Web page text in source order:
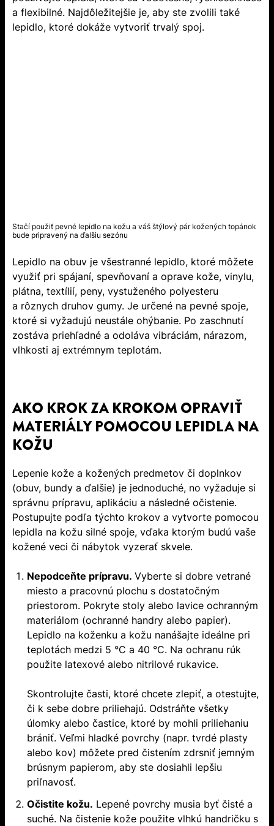
a flexibilné. Najdôležitejšie je, aby ste zvolili také
lepidlo, ktoré dokáže vytvoriť trvalý spoj.
Stačí použiť pevné lepidlo na kožu a váš štýlový pár kožených topánok
bude pripravený na ďalšiu sezónu
Lepidlo na obuv je všestranné lepidlo, ktoré môžete
využiť pri spájaní, spevňovaní a oprave kože, vinylu,
plátna, textílií, peny, vystuženého polyesteru
a rôznych druhov gumy. Je určené na pevné spoje,
ktoré si vyžadujú neustále ohýbanie. Po zaschnutí
zostáva priehľadné a odoláva vibráciám, nárazom,
vlhkosti aj extrémnym teplotám.
AKO KROK ZA KROKOM OPRAVIŤ
MATERIÁLY POMOCOU LEPIDLA NA
KOŽU
Lepenie kože a kožených predmetov či doplnkov
(obuv, bundy a ďalšie) je jednoduché, no vyžaduje si
správnu prípravu, aplikáciu a následné očistenie.
Postupujte podľa týchto krokov a vytvorte pomocou
lepidla na kožu silné spoje, vďaka ktorým budú vaše
kožené veci či nábytok vyzerať skvele.
Nepodceňte prípravu. Vyberte si dobre vetrané
miesto a pracovnú plochu s dostatočným
priestorom. Pokryte stoly alebo lavice ochranným
materiálom (ochranné handry alebo papier).
Lepidlo na koženku a kožu nanášajte ideálne pri
teplotách medzi 5 °C a 40 °C. Na ochranu rúk
použite latexové alebo nitrilové rukavice.
Skontrolujte časti, ktoré chcete zlepiť, a otestujte,
či k sebe dobre priliehajú. Odstráňte všetky
úlomky alebo častice, ktoré by mohli priliehaniu
brániť. Veľmi hladké povrchy (napr. tvrdé plasty
alebo kov) môžete pred čistením zdrsniť jemným
brúsnym papierom, aby ste dosiahli lepšiu
priľnavosť.
Očistite kožu. Lepené povrchy musia byť čisté a
suché. Na čistenie kože použite vlhkú handričku s